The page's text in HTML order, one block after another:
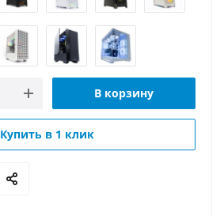
В корзину
Купить в 1 клик